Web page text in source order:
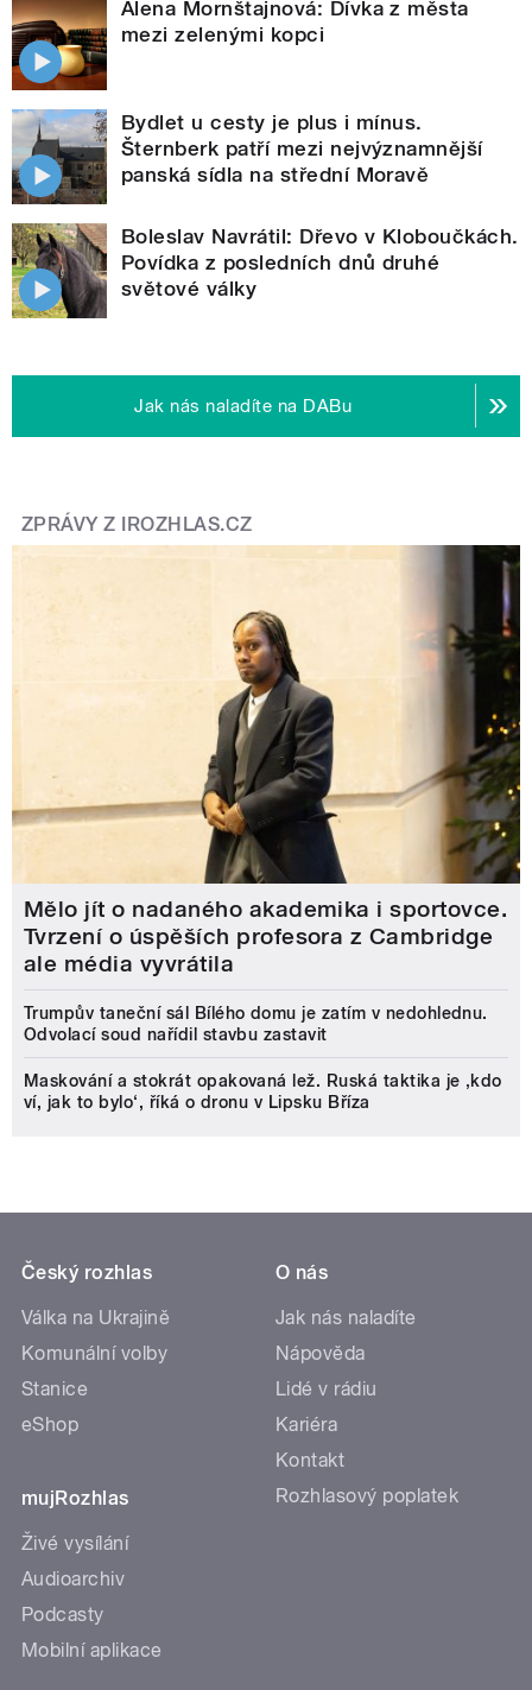
Alena Mornštajnová: Dívka z města
mezi zelenými kopci
Bydlet u cesty je plus i mínus.
Šternberk patří mezi nejvýznamnější
panská sídla na střední Moravě
Boleslav Navrátil: Dřevo v Kloboučkách.
Povídka z posledních dnů druhé
světové války
Jak nás naladíte na DABu
ZPRÁVY Z IROZHLAS.CZ
Mělo jít o nadaného akademika i sportovce.
Tvrzení o úspěších profesora z Cambridge
ale média vyvrátila
Trumpův taneční sál Bílého domu je zatím v nedohlednu.
Odvolací soud nařídil stavbu zastavit
Maskování a stokrát opakovaná lež. Ruská taktika je ‚kdo
ví, jak to bylo‘, říká o dronu v Lipsku Bříza
Český rozhlas
Válka na Ukrajině
Komunální volby
Stanice
eShop
mujRozhlas
Živé vysílání
Audioarchiv
Podcasty
Mobilní aplikace
O nás
Jak nás naladíte
Nápověda
Lidé v rádiu
Kariéra
Kontakt
Rozhlasový poplatek